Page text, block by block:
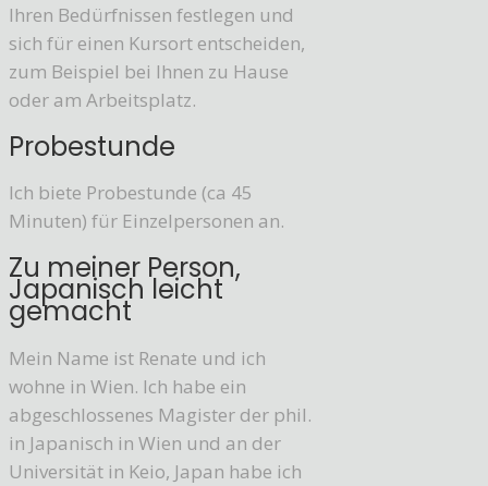
Ihren Bedürfnissen festlegen und
sich für einen Kursort entscheiden,
zum Beispiel bei Ihnen zu Hause
oder am Arbeitsplatz.
Probestunde
Ich biete Probestunde (ca 45
Minuten) für Einzelpersonen an.
Zu meiner Person,
Japanisch leicht
gemacht
Mein Name ist Renate und ich
wohne in Wien. Ich habe ein
abgeschlossenes Magister der phil.
in Japanisch in Wien und an der
Universität in Keio, Japan habe ich